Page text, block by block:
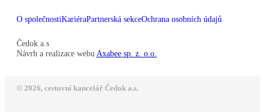
O společnostiKariéraPartnerská sekceOchrana osobních údajů
Čedok a.s
Návrh a realizace webu Axabee sp. z. o.o.
© 2026, cestovní kancelář Čedok a.s.